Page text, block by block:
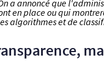
a annoncé que
en place ou qui
algorithmes et de